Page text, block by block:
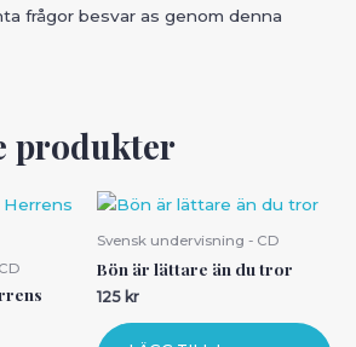
frågor besvar as genom denna
produkter
Svensk undervisning - CD
Bön är lättare än du tror
125 kr